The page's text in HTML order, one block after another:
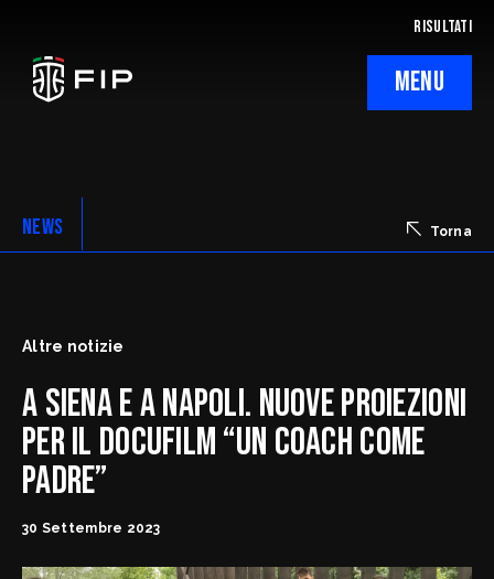
RISULTATI
MENU
Ticketing
Trasparenza
SafeGuarding/SPOC
Comitati Regionali
FipOnLine
myFIP
NEWS Torna
Altre notizie
A Siena e a Napoli. Nuove proiezioni
per il docufilm “Un coach come
padre”
30 Settembre 2023